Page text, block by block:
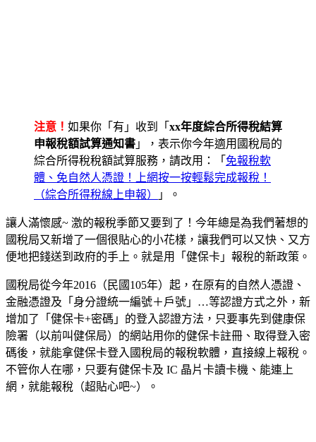
注意！ 如果你「有」收到「 xx年度綜合所得稅結算
申報稅額試算通知書 」，表示你今年適用國稅局的
綜合所得稅稅額試算服務，請改用：「 免報稅軟
體、免自然人憑證！上網按一按輕鬆完成報稅！
（綜合所得稅線上申報）
」。
讓人滿懷感~ 激的報稅季節又要到了！今年總是為我們著想的
國稅局又新增了一個很貼心的小花樣，讓我們可以又快、又方
便地把錢送到政府的手上。就是用「健保卡」報稅的新政策。
國稅局從今年2016（民國105年）起，在原有的自然人憑證、
金融憑證及「身分證統一編號＋戶號」…等認證方式之外，新
增加了「健保卡+密碼」的登入認證方法，只要事先到健康保
險署（以前叫健保局）的網站用你的健保卡註冊、取得登入密
碼後，就能拿健保卡登入國稅局的報稅軟體，直接線上報稅。
不管你人在哪，只要有健保卡及 IC 晶片卡讀卡機、能連上
網，就能報稅（超貼心吧~）。